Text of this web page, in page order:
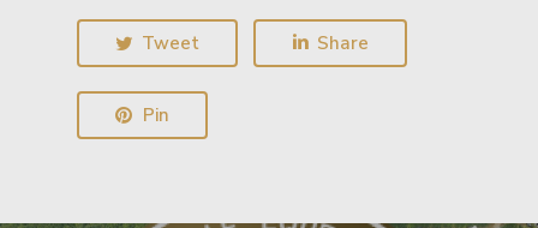
Tweet Share
Pin